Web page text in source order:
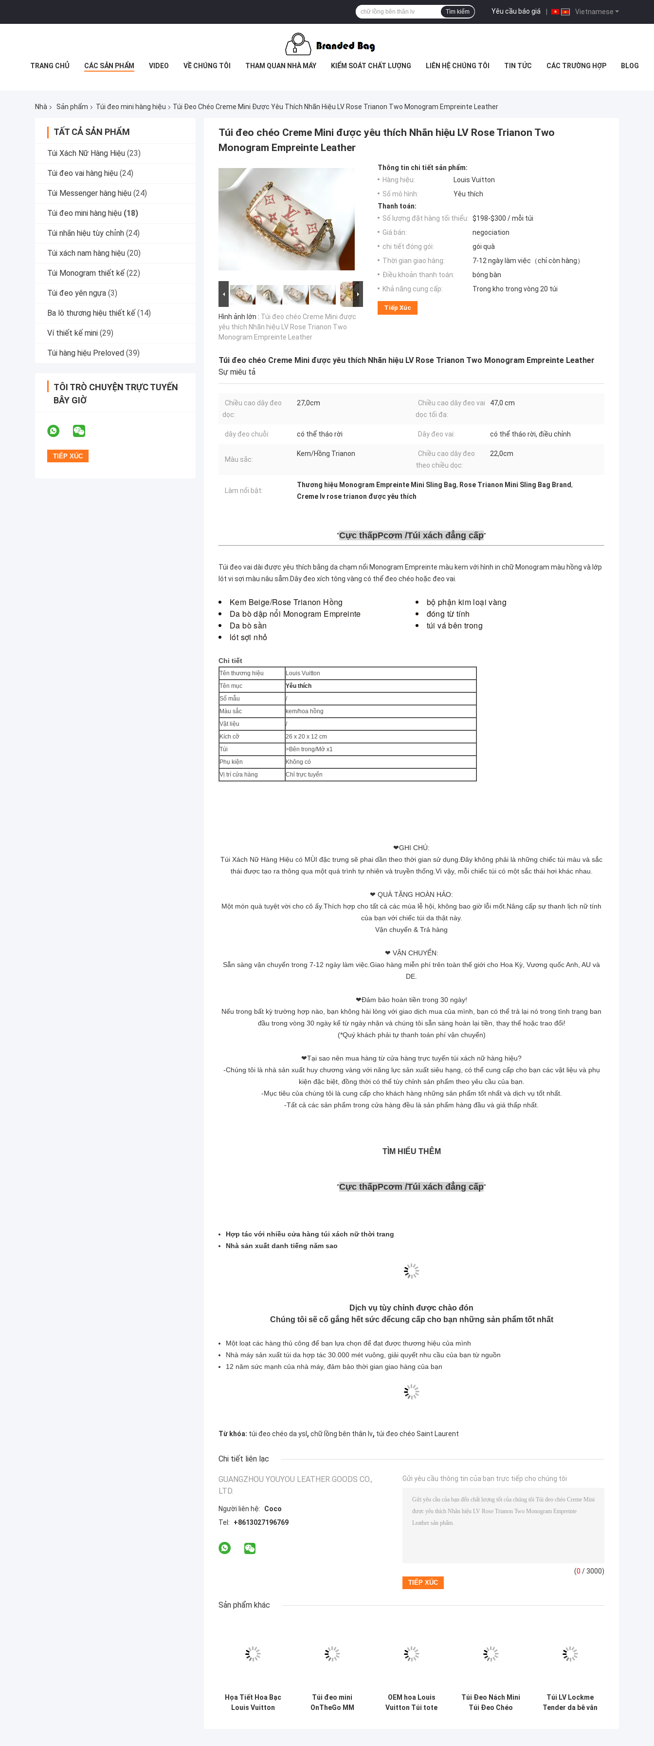
Vietnamese
Yêu cầu báo giá |
Tìm kiếm
TRANG CHỦ CÁC SẢN PHẨM VIDEO VỀ CHÚNG TÔI THAM QUAN NHÀ MÁY KIỂM SOÁT CHẤT LƯỢNG LIÊN HỆ CHÚNG TÔI TIN TỨC CÁC TRƯỜNG HỢP BLOG
Nhà Sản phẩm Túi đeo mini hàng hiệu Túi Đeo Chéo Creme Mini Được Yêu Thích Nhãn Hiệu LV Rose Trianon Two Monogram Empreinte Leather
TẤT CẢ SẢN PHẨM
Túi Xách Nữ Hàng Hiệu (23)
Túi đeo vai hàng hiệu (24)
Túi Messenger hàng hiệu (24)
Túi đeo mini hàng hiệu (18)
Túi nhãn hiệu tùy chỉnh (24)
Túi xách nam hàng hiệu (20)
Túi Monogram thiết kế (22)
Túi đeo yên ngựa (3)
Ba lô thương hiệu thiết kế (14)
Ví thiết kế mini (29)
Túi hàng hiệu Preloved (39)
TÔI TRÒ CHUYỆN TRỰC TUYẾN
BÂY GIỜ
Túi đeo chéo Creme Mini được yêu thích Nhãn hiệu LV Rose Trianon Two
Monogram Empreinte Leather
Hình ảnh lớn : Túi đeo chéo Creme Mini được
yêu thích Nhãn hiệu LV Rose Trianon Two
Monogram Empreinte Leather
Thông tin chi tiết sản phẩm:
Hàng hiệu:
Louis Vuitton
Số mô hình:
Yêu thích
Thanh toán:
Số lượng đặt hàng tối thiểu: $198-$300 / mỗi túi
Giá bán:
negociation
chi tiết đóng gói:
gói quà
Thời gian giao hàng:
7-12 ngày làm việc（chỉ còn hàng）
Điều khoản thanh toán:
bóng bàn
Khả năng cung cấp:
Trong kho trong vòng 20 túi
Tiếp Xúc
Túi đeo chéo Creme Mini được yêu thích Nhãn hiệu LV Rose Trianon Two Monogram Empreinte Leather
Sự miêu tả
Chiều cao dây đeo
dọc:
27,0cm
Chiều cao dây đeo vai
dọc tối đa:
47,0 cm
dây đeo chuỗi: có thể tháo rời Dây đeo vai: có thể tháo rời, điều chỉnh
Màu sắc:
Kem/Hồng Trianon
Chiều cao dây đeo
theo chiều dọc:
22,0cm
Làm nổi bật:
Thương hiệu Monogram Empreinte Mini Sling Bag, Rose Trianon Mini Sling Bag Brand,
Creme lv rose trianon được yêu thích
Cực thấpPcơm /Túi xách đẳng cấp
Túi đeo vai dài được yêu thích bằng da chạm nổi Monogram Empreinte màu kem với hình in chữ Monogram màu hồng và lớp
lót vi sợi màu nâu sẫm.Dây đeo xích tông vàng có thể đeo chéo hoặc đeo vai.
Kem Beige/Rose Trianon Hồng
Da bò dập nổi Monogram Empreinte
Da bò sần
lót sợi nhỏ
bộ phận kim loại vàng
đóng từ tính
túi vá bên trong
Chi tiết
Tên thương hiệu
Louis Vuitton
Tên mục
Yêu thích
Số mẫu
/
Màu sắc
kem/hoa hồng
Vật liệu
/
Kích cỡ
26 x 20 x 12 cm
Túi
>Bên trong/Mở x1
Phụ kiện
Không có
Vị trí cửa hàng
Chỉ trực tuyến